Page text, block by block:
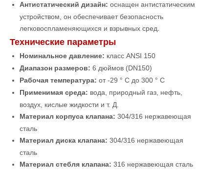
Антистатический дизайн: оснащен антистатическим
устройством, он обеспечивает безопасность
легковоспламеняющихся и взрывных сред.
Технические параметры
Номинальное давление: класс ANSI 150
Диапазон размеров: 6 дюймов (DN150)
Рабочая температура: от -29 ° C до 300 ° C
Применимая среда: вода, природный газ, нефть,
воздух, кислые жидкости и т. Д.
Материал корпуса клапана: 304/316 нержавеющая
сталь
Материал диска клапана: 304/316 нержавеющая
сталь
Материал стебля клапана: 316 нержавеющая сталь